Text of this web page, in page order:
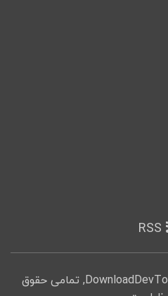
۲۰۲۶ DownloadDevTools.com, تمامی حقوق